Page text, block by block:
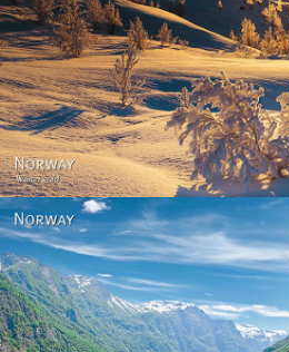
Norway -